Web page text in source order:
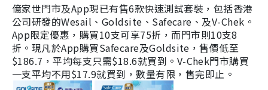
億家世門市及App現已有售6款快速測試套裝，包括香港
公司研發的Wesail、Goldsite、Safecare、及V-Chek。
App限定優惠，購買10支可享75折，而門市則10支8
折。現凡於App購買Safecare及Goldsite，售價低至
$186.7，平均每支只需$18.6就買到。V-Chek門市購買
一支平均不用$17.9就買到，數量有限，售完即止。